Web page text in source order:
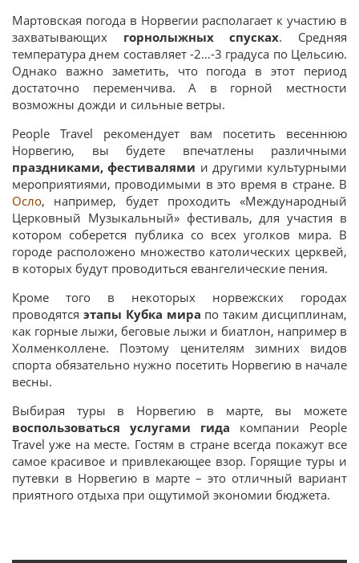
Мартовская погода в Норвегии располагает к участию в
захватывающих горнолыжных спусках. Средняя
температура днем составляет -2…-3 градуса по Цельсию.
Однако важно заметить, что погода в этот период
достаточно переменчива. А в горной местности
возможны дожди и сильные ветры.
People Travel рекомендует вам посетить весеннюю
Норвегию, вы будете впечатлены различными
праздниками, фестивалями и другими культурными
мероприятиями, проводимыми в это время в стране. В
Осло, например, будет проходить «Международный
Церковный Музыкальный» фестиваль, для участия в
котором соберется публика со всех уголков мира. В
городе расположено множество католических церквей,
в которых будут проводиться евангелические пения.
Кроме того в некоторых норвежских городах
проводятся этапы Кубка мира по таким дисциплинам,
как горные лыжи, беговые лыжи и биатлон, например в
Холменколлене. Поэтому ценителям зимних видов
спорта обязательно нужно посетить Норвегию в начале
весны.
Выбирая туры в Норвегию в марте, вы можете
воспользоваться услугами гида компании People
Travel уже на месте. Гостям в стране всегда покажут все
самое красивое и привлекающее взор. Горящие туры и
путевки в Норвегию в марте – это отличный вариант
приятного отдыха при ощутимой экономии бюджета.